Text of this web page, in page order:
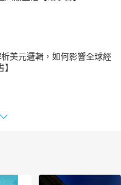
美元邏輯，如何影響全球經